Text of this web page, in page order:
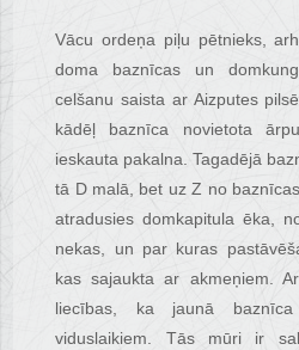
Vācu ordeņa piļu pētnieks,
doma baznīcas un
celšanu saista ar Aizputes
kādēļ baznīca novietota
ieskauta pakalna. Tagadējā
tā D malā, bet uz Z no
atradusies domkapitula ēka,
nekas, un par kuras
kas sajaukta ar akmeņiem.
liecības, ka jaunā
viduslaikiem. Tās mūri ir